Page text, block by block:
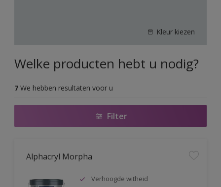
Kleur kiezen
Welke producten hebt u nodig?
7 We hebben resultaten voor u
Filter
Alphacryl Morpha
Verhoogde witheid